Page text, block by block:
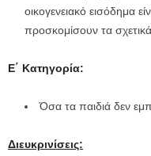
οικογενειακό εισόδημα
προσκομίσουν τα
Ε΄ Κατηγορία:
Όσα τα παιδιά δεν
Διευκρινίσεις: